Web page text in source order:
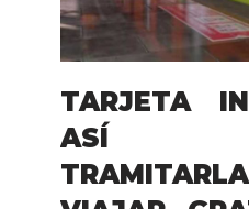
TARJETA
ASÍ